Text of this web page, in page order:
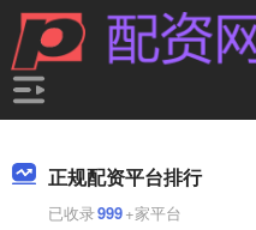
正规配资平台排行
已收录999+家平台